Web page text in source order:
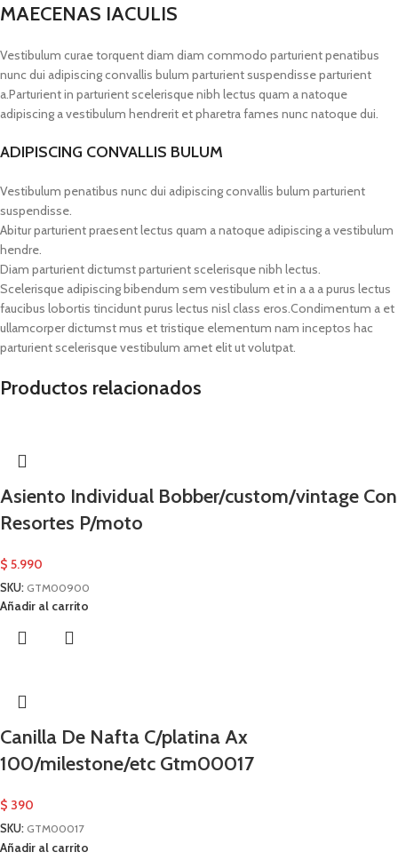
MAECENAS IACULIS
Vestibulum curae torquent diam diam commodo parturient penatibus
nunc dui adipiscing convallis bulum parturient suspendisse parturient
a.Parturient in parturient scelerisque nibh lectus quam a natoque
adipiscing a vestibulum hendrerit et pharetra fames nunc natoque dui.
ADIPISCING CONVALLIS BULUM
Vestibulum penatibus nunc dui adipiscing convallis bulum parturient
suspendisse.
Abitur parturient praesent lectus quam a natoque adipiscing a vestibulum
hendre.
Diam parturient dictumst parturient scelerisque nibh lectus.
Scelerisque adipiscing bibendum sem vestibulum et in a a a purus lectus
faucibus lobortis tincidunt purus lectus nisl class eros.Condimentum a et
ullamcorper dictumst mus et tristique elementum nam inceptos hac
parturient scelerisque vestibulum amet elit ut volutpat.
Productos relacionados
Asiento Individual Bobber/custom/vintage Con
Resortes P/moto
$ 5.990
SKU: GTM00900
Añadir al carrito
Canilla De Nafta C/platina Ax
100/milestone/etc Gtm00017
$ 390
SKU: GTM00017
Añadir al carrito